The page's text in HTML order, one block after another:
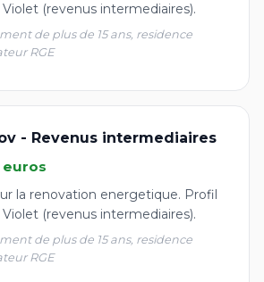
(revenus intermediaires).
de plus de 15 ans, residence
RGE
- Revenus intermediaires
euros
la renovation energetique. Profil
(revenus intermediaires).
de plus de 15 ans, residence
RGE